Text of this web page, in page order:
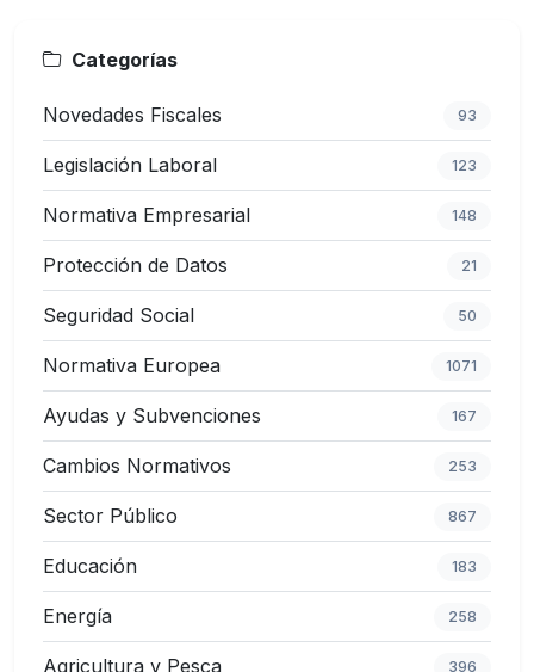
Categorías
Novedades Fiscales 93
Legislación Laboral 123
Normativa Empresarial 148
Protección de Datos 21
Seguridad Social 50
Normativa Europea 1071
Ayudas y Subvenciones 167
Cambios Normativos 253
Sector Público 867
Educación 183
Energía 258
Agricultura y Pesca 396